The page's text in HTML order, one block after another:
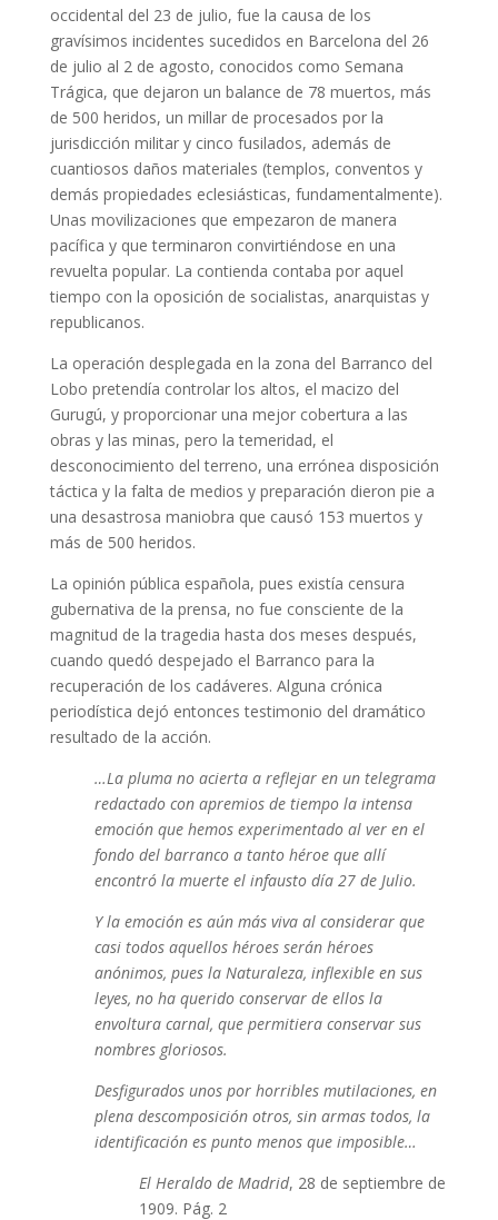
occidental del 23 de julio, fue la causa de los
gravísimos incidentes sucedidos en Barcelona del 26
de julio al 2 de agosto, conocidos como Semana
Trágica, que dejaron un balance de 78 muertos, más
de 500 heridos, un millar de procesados por la
jurisdicción militar y cinco fusilados, además de
cuantiosos daños materiales (templos, conventos y
demás propiedades eclesiásticas, fundamentalmente).
Unas movilizaciones que empezaron de manera
pacífica y que terminaron convirtiéndose en una
revuelta popular. La contienda contaba por aquel
tiempo con la oposición de socialistas, anarquistas y
republicanos.
La operación desplegada en la zona del Barranco del
Lobo pretendía controlar los altos, el macizo del
Gurugú, y proporcionar una mejor cobertura a las
obras y las minas, pero la temeridad, el
desconocimiento del terreno, una errónea disposición
táctica y la falta de medios y preparación dieron pie a
una desastrosa maniobra que causó 153 muertos y
más de 500 heridos.
La opinión pública española, pues existía censura
gubernativa de la prensa, no fue consciente de la
magnitud de la tragedia hasta dos meses después,
cuando quedó despejado el Barranco para la
recuperación de los cadáveres. Alguna crónica
periodística dejó entonces testimonio del dramático
resultado de la acción.
…La pluma no acierta a reflejar en un telegrama
redactado con apremios de tiempo la intensa
emoción que hemos experimentado al ver en el
fondo del barranco a tanto héroe que allí
encontró la muerte el infausto día 27 de Julio.
Y la emoción es aún más viva al considerar que
casi todos aquellos héroes serán héroes
anónimos, pues la Naturaleza, inflexible en sus
leyes, no ha querido conservar de ellos la
envoltura carnal, que permitiera conservar sus
nombres gloriosos.
Desfigurados unos por horribles mutilaciones, en
plena descomposición otros, sin armas todos, la
identificación es punto menos que imposible…
El Heraldo de Madrid, 28 de septiembre de
1909. Pág. 2